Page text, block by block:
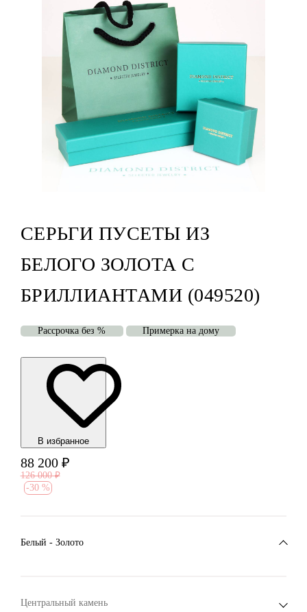
СЕРЬГИ ПУСЕТЫ ИЗ
БЕЛОГО ЗОЛОТА С
БРИЛЛИАНТАМИ (049520)
Рассрочка без % Примерка на дому
В избранноe
88 200 ₽
126 000 ₽
-30 %
Белый - Золото
Центральный камень